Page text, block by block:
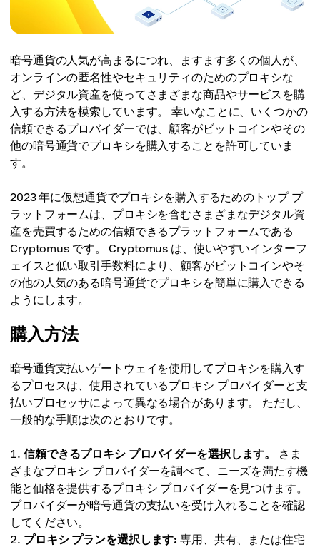
暗号通貨の人気が高まるにつれ、ますます多くの個人が、
オンラインの匿名性やセキュリティのためのプロキシな
ど、デジタル資産を使ってさまざまな商品やサービスを購
入する方法を模索しています。 幸いなことに、いくつかの
信頼できるプロバイダーでは、顧客がビットコインやその
他の暗号通貨でプロキシを購入することを許可していま
す。
2023 年に仮想通貨でプロキシを購入するためのトップ プ
ラットフォームは、プロキシを含むさまざまなデジタル資
産を売買するための信頼できるプラットフォームである
Cryptomus です。 Cryptomus は、使いやすいインターフ
ェイスと低い取引手数料により、顧客がビットコインやそ
の他の人気のある暗号通貨でプロキシを簡単に購入できる
ようにします。
購入方法
暗号通貨支払いゲートウェイを使用してプロキシを購入す
るプロセスは、使用されているプロキシ プロバイダーと支
払いプロセッサによって異なる場合があります。 ただし、
一般的な手順は次のとおりです。
信頼できるプロキシ プロバイダーを選択します。
さま
ざまなプロキシ プロバイダーを調べて、ニーズを満たす機
能と価格を提供するプロキシ プロバイダーを見つけます。
プロバイダーが暗号通貨の支払いを受け入れることを確認
してください。
プロキシ プランを選択します: 専用、共有、または住宅